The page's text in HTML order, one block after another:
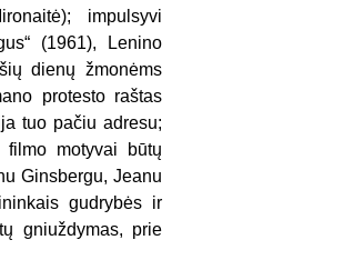
impulsyvi
(1961), Lenino
dienų žmonėms
protesto raštas
tuo pačiu adresu;
motyvai būtų
Ginsbergu, Jeanu
gudrybės ir
gniuždymas, prie